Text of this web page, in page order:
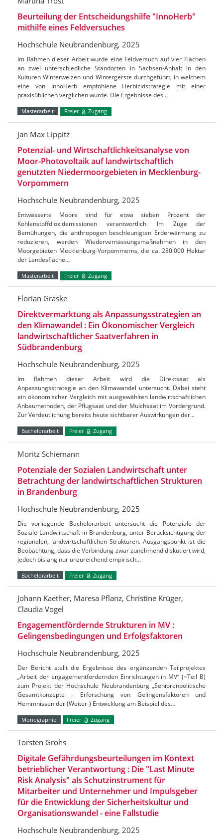
Beurteilung der Entscheidungshilfe "InnoHerb"
mithilfe eines Feldversuches
Hochschule Neubrandenburg, 2025
Im Rahmen dieser Arbeit wurde eine Feldversuch auf vier Flächen
an zwei unterschiedliche Standorten in Sachsen-Anhalt in den
Kulturen Winterweizen und Wintergerste durchgeführt, in welchem
eine von InnoHerb empfohlene Herbizidstrategie mit einer
praxisüblichen verglichen wurde. Die Ergebnisse des…
Masterarbeit Freier Zugang
Jan Max Lippitz
Potenzial- und Wirtschaftlichkeitsanalyse von
Moor-Photovoltaik auf landwirtschaftlich
genutzten Niedermoorgebieten in Mecklenburg-
Vorpommern
Hochschule Neubrandenburg, 2025
Entwässerte Moore sind für etwa sieben Prozent der
Kohlenstoffdioxidemissionen verantwortlich. Im Zuge der
Bemühungen, die anthropogen beschleunigten Erderwärmung zu
reduzieren, werden Wiedervernässungsmaßnahmen in den
Moorgebieten Mecklenburg-Vorpommerns, die ca. 280.000 Hektar
der Landesfläche…
Masterarbeit Freier Zugang
Florian Graske
Direktvermarktung als Anpassungsstrategien an
den Klimawandel : Ein Ökonomischer Vergleich
landwirtschaftlicher Saatverfahren in
Südbrandenburg
Hochschule Neubrandenburg, 2025
Im Rahmen dieser Arbeit wird die Direktsaat als
Anpassungsstrategie an den Klimawandel untersucht. Dabei steht
ein ökonomischer Vergleich mit ausgewählten landwirtschaftlichen
Anbaumethoden, der Pflugsaat und der Mulchsaat im Vordergrund.
Zur Verdeutlichung bereits heute sichtbarer Auswirkungen der…
Bachelorarbeit Freier Zugang
Moritz Schiemann
Potenziale der Sozialen Landwirtschaft unter
Betrachtung der landwirtschaftlichen Strukturen
in Brandenburg
Hochschule Neubrandenburg, 2025
Die vorliegende Bachelorarbeit untersucht die Potenziale der
Soziale Landwirtschaft in Brandenburg, unter Berücksichtigung der
regionalen, landwirtschaftlichen Strukturen. Ausgangspunkt ist die
Beobachtung, dass die Verbindung zwar zunehmend diskutiert wird,
jedoch bislang nur unzureichend empirisch…
Bachelorarbeit Freier Zugang
Johann Kaether, Maresa Pflanz, Christine Krüger,
Claudia Vogel
Engagementfördernde Strukturen in MV :
Gelingensbedingungen und Erfolgsfaktoren
Hochschule Neubrandenburg, 2025
Der Bericht stellt die Ergebnisse des ergänzenden Teilprojektes
„Arbeit der engagementfördernden Einrichtungen in MV“ (=Teil B)
zum Projekt der Hochschule Neubrandenburg „Seniorenpolitische
Gesamtkonzepte - Erforschung von Gelingensfaktoren und
Hemmnissen der (Weiter-) Entwicklung am Beispiel des…
Monographie Freier Zugang
Torsten Grohs
Digitale Gefährdungsbeurteilungen im Kontext
betrieblicher Verantwortung : Die "Last Minute
Risk Analysis" als Schutzinstrument für
Mitarbeiter und Unternehmer und Impulsgeber
für die Entwicklung der Sicherheitskultur und
Organisationswandel - eine Fallstudie
Hochschule Neubrandenburg, 2025